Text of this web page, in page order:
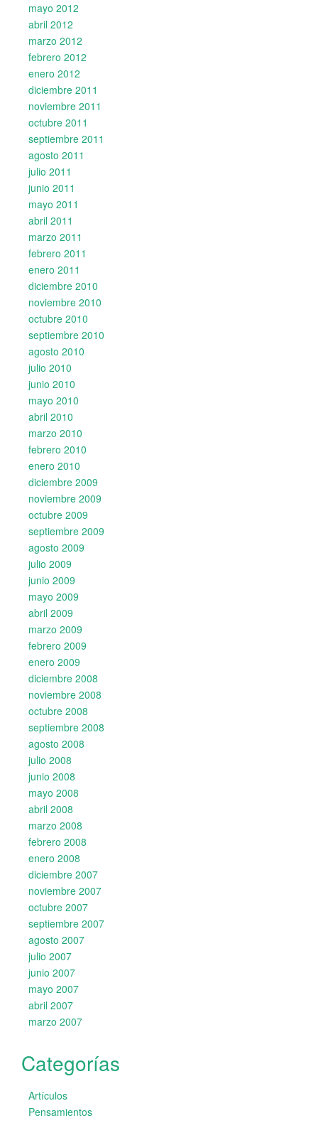
mayo 2012
abril 2012
marzo 2012
febrero 2012
enero 2012
diciembre 2011
noviembre 2011
octubre 2011
septiembre 2011
agosto 2011
julio 2011
junio 2011
mayo 2011
abril 2011
marzo 2011
febrero 2011
enero 2011
diciembre 2010
noviembre 2010
octubre 2010
septiembre 2010
agosto 2010
julio 2010
junio 2010
mayo 2010
abril 2010
marzo 2010
febrero 2010
enero 2010
diciembre 2009
noviembre 2009
octubre 2009
septiembre 2009
agosto 2009
julio 2009
junio 2009
mayo 2009
abril 2009
marzo 2009
febrero 2009
enero 2009
diciembre 2008
noviembre 2008
octubre 2008
septiembre 2008
agosto 2008
julio 2008
junio 2008
mayo 2008
abril 2008
marzo 2008
febrero 2008
enero 2008
diciembre 2007
noviembre 2007
octubre 2007
septiembre 2007
agosto 2007
julio 2007
junio 2007
mayo 2007
abril 2007
marzo 2007
Categorías
Artículos
Pensamientos